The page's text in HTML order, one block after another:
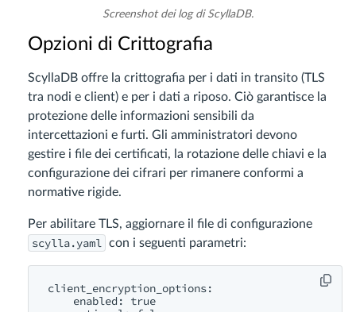
Screenshot dei log di ScyllaDB.
Opzioni di Crittografia
ScyllaDB offre la crittografia per i dati in transito (TLS
tra nodi e client) e per i dati a riposo. Ciò garantisce la
protezione delle informazioni sensibili da
intercettazioni e furti. Gli amministratori devono
gestire i file dei certificati, la rotazione delle chiavi e la
configurazione dei cifrari per rimanere conformi a
normative rigide.
Per abilitare TLS, aggiornare il file di configurazione
scylla.yaml con i seguenti parametri:
client_encryption_options:
    enabled: true